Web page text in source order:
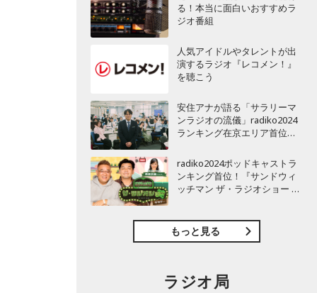
る！本当に面白いおすすめラ
ジオ番組
人気アイドルやタレントが出
演するラジオ『レコメン！』
を聴こう
安住アナが語る「サラリーマ
ンラジオの流儀」radiko2024
ランキング在京エリア首位
曜天国』インタビュー
radiko2024ポッドキャストラ
ンキング首位！『サンドウィ
ッチマン ザ・ラジオショー サ
もっと見る
ラジオ局